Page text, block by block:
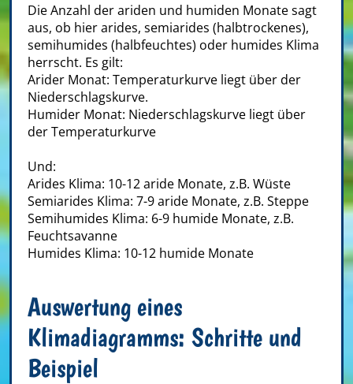
Die Anzahl der ariden und humiden Monate sagt
aus, ob hier arides, semiarides (halbtrockenes),
semihumides (halbfeuchtes) oder humides Klima
herrscht. Es gilt:
Arider Monat: Temperaturkurve liegt über der
Niederschlagskurve.
Humider Monat: Niederschlagskurve liegt über
der Temperaturkurve
Und:
Arides Klima: 10-12 aride Monate, z.B. Wüste
Semiarides Klima: 7-9 aride Monate, z.B. Steppe
Semihumides Klima: 6-9 humide Monate, z.B.
Feuchtsavanne
Humides Klima: 10-12 humide Monate
Auswertung eines
Klimadiagramms: Schritte und
Beispiel